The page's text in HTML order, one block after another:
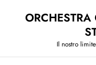
Il nostro